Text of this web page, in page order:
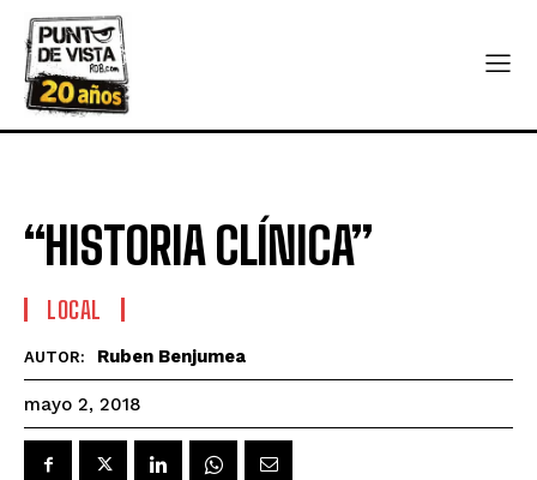
“HISTORIA CLÍNICA”
LOCAL
AUTOR: Ruben Benjumea
mayo 2, 2018